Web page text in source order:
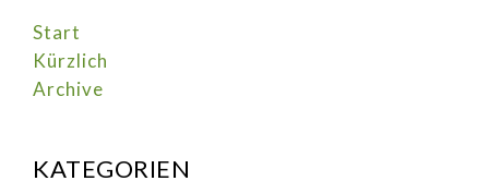
Start
Kürzlich
Archive
KATEGORIEN